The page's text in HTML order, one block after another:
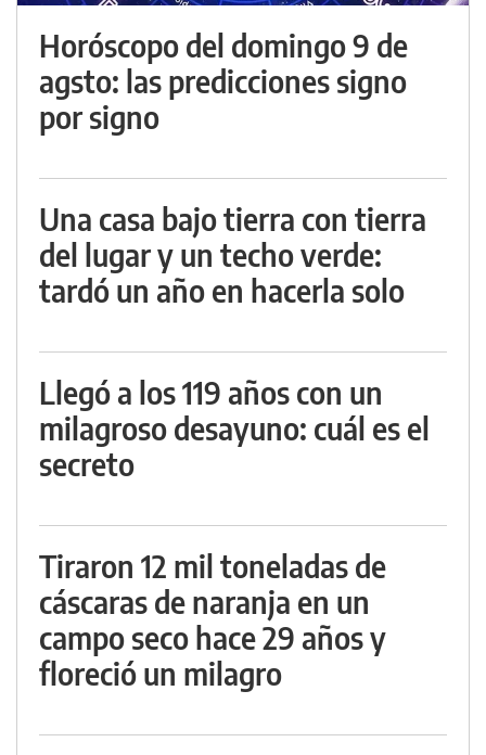
Horóscopo del domingo 9 de
agsto: las predicciones signo
por signo
Una casa bajo tierra con tierra
del lugar y un techo verde:
tardó un año en hacerla solo
Llegó a los 119 años con un
milagroso desayuno: cuál es el
secreto
Tiraron 12 mil toneladas de
cáscaras de naranja en un
campo seco hace 29 años y
floreció un milagro